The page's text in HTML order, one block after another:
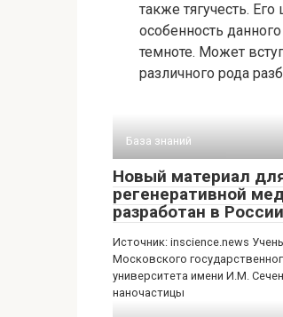
также тягучесть.
особенность
темноте. Может
различного рода
База знаний
Новый материал
регенеративной
разработан в России
Источник: inscience.news
Московского
университета имени И.М.
наночастицы